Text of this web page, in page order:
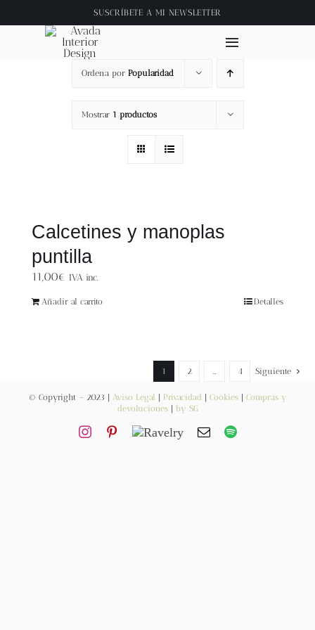
al
contenido
SUSCRÍBETE A MI NEWSLETTER
Toggle
Navigation
Carrito
Ordena por Popularidad
Mostrar 1 productos
Calcetines y manoplas
puntilla
11,00€ IVA inc.
Añadir al carrito Detalles
1 2 … 4 Siguiente
© Copyright – 2023 | Aviso Legal Privacidad Cookies| Compras y
devoluciones| by SG